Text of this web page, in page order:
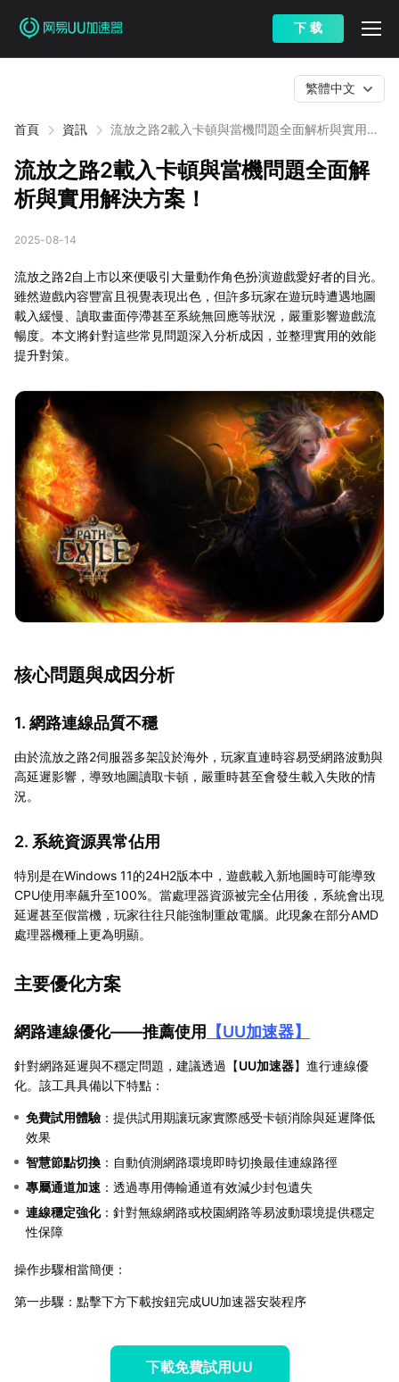
下 载
首頁 資訊
流放之路2載入卡頓與當機問題全面解析與實用解
繁體中文
流放之路2載入卡頓與當機問題全面解
析與實用解決方案！
2025-08-14
流放之路2自上市以來便吸引大量動作角色扮演遊戲愛好者的目光。
雖然遊戲內容豐富且視覺表現出色，但許多玩家在遊玩時遭遇地圖
載入緩慢、讀取畫面停滯甚至系統無回應等狀況，嚴重影響遊戲流
暢度。本文將針對這些常見問題深入分析成因，並整理實用的效能
提升對策。
核心問題與成因分析
1. 網路連線品質不穩
由於流放之路2伺服器多架設於海外，玩家直連時容易受網路波動與
高延遲影響，導致地圖讀取卡頓，嚴重時甚至會發生載入失敗的情
況。
2. 系統資源異常佔用
特別是在Windows 11的24H2版本中，遊戲載入新地圖時可能導致
CPU使用率飆升至100%。當處理器資源被完全佔用後，系統會出現
延遲甚至假當機，玩家往往只能強制重啟電腦。此現象在部分AMD
處理器機種上更為明顯。
主要優化方案
網路連線優化——推薦使用 【UU加速器】
針對網路延遲與不穩定問題，建議透過【UU加速器】進行連線優
化。該工具具備以下特點：
免費試用體驗 ：提供試用期讓玩家實際感受卡頓消除與延遲降低
效果
智慧節點切換 ：自動偵測網路環境即時切換最佳連線路徑
專屬通道加速 ：透過專用傳輸通道有效減少封包遺失
連線穩定強化：針對無線網路或校園網路等易波動環境提供穩定
性保障
操作步驟相當簡便：
第一步驟：點擊下方下載按鈕完成UU加速器安裝程序
下載免費試用UU